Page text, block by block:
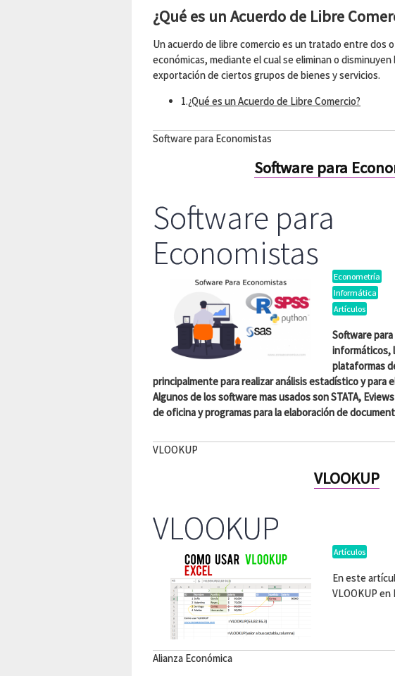
¿Qué es un Acuerdo de Libre
Un acuerdo de libre comercio es un tratado entre dos
económicas, mediante el cual se eliminan o
exportación de ciertos grupos de bienes y servicios.
1.¿Qué es un Acuerdo de Libre Comercio?
Software para Economistas
Software para
Software para
Economistas
Econometría
Informática
Artículos
Software
informáticos,
plataformas
principalmente para realizar análisis estadístico y para
Algunos de los software mas usados son STATA,
de oficina y programas para la elaboración de
VLOOKUP
VLOOKUP
VLOOKUP
Artículos
En este
VLOOKUP en
Alianza Económica